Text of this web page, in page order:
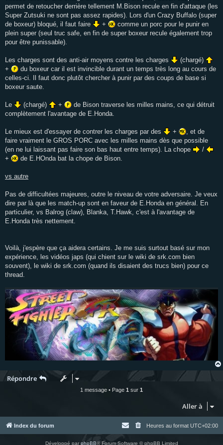
permet de retoucher derrière tellement M.Bison recule en fin d'attaque (les
Super Zutsuki ne sont pas assez rapides). Lors d'un Crazy Buffalo (super
de boxeur) bloqué, il faut faire
+
comme un porc pour le punir en
plein super (seul truc safe, en fin de super boxeur recule également trop
pour être punissable).
Les charges sont des anti-air moyens contre les charges
(chargé)
+
du boxeur car il est invincible durant un temps très long au cours de
celles-ci. Il faut donc plutôt chercher à punir par des coups de base si
boxeur saute.
Le (chargé) +
de Bison traverse les milles mains, ce qui détruit
complètement l'avantage de E.Honda.
Le mieux est d'essayer de contrer les charges par des +
, et de
faire vraiment le GROS PORC avec les milles mains dès que possible
(en ne lui laissant pas faire son bas haut entre temps). La chope
/
+
de E.HOnda bat la chope de Bison.
vs autre
Pas de difficultées majeures, outre le niveau de votre adversaire. Je veux
dire par là que les match-up sont en faveur de E.Honda en général. En
particulier, vs Balrog (claw), Blanka, T.Hawk, c'est à l'avantage de
E.Honda très nettement.
Voilà, j'espère que ça aidera certains. Je me suis surtout basé sur mon
expérience, les vidéos japs (qui chient sur le wiki de srk.com bien
souvent), le wiki de srk.com (quand ils disaient des trucs bien) pour ce
thread.
Répondre
1 message • Page 1 sur 1
Aller à
Index du forum Heures au format UTC+02:00
Développé parphpBB® Forum Software © phpBB Limited